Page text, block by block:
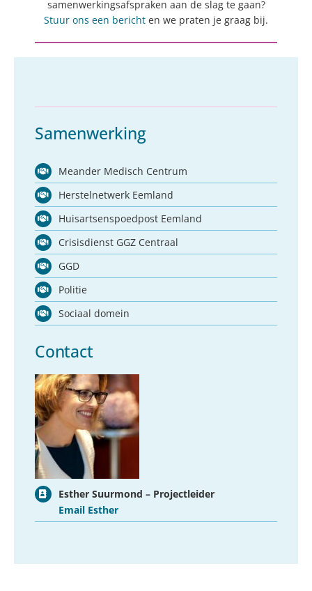
samenwerkingsafspraken aan de slag te gaan?
Stuur ons een bericht en we praten je graag bij.
Samenwerking
Meander Medisch Centrum
Herstelnetwerk Eemland
Huisartsenspoedpost Eemland
Crisisdienst GGZ Centraal
GGD
Politie
Sociaal domein
Contact
Esther Suurmond – Projectleider
Email Esther